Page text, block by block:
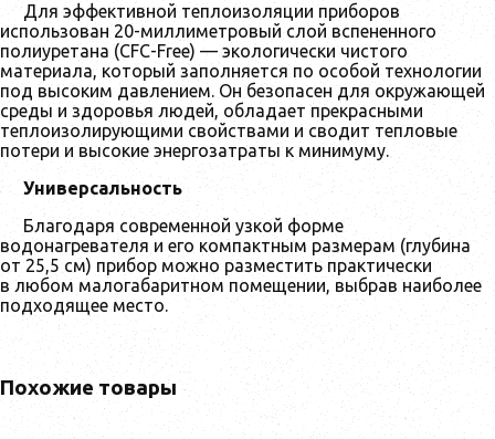
Для эффективной теплоизоляции приборов
использован 20-миллиметровый слой вспененного
полиуретана (CFC-Free) — экологически чистого
материала, который заполняется по особой технологии
под высоким давлением. Он безопасен для окружающей
среды и здоровья людей, обладает прекрасными
теплоизолирующими свойствами и сводит тепловые
потери и высокие энергозатраты к минимуму.
Универсальность
Благодаря современной узкой форме
водонагревателя и его компактным размерам (глубина
от 25,5 см) прибор можно разместить практически
в любом малогабаритном помещении, выбрав наиболее
подходящее место.
Похожие товары